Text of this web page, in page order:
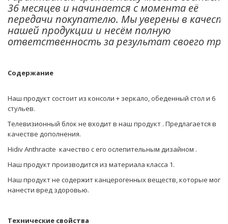
36 месяцев и начинается с момента её
передачи покупателю. Мы уверены в
нашей продукции и несём полную
ответственность за результат своего
Содержание
Наш продукт состоит из консоли + зеркало, обеденный стол и 6
стульев.
Телевизионный блок не входит в наш продукт . Предлагается в
качестве дополнения.
Hidiv Anthracite качество с его ослепительным дизайном .
Наш продукт производится из материала класса 1.
Наш продукт не содержит канцерогенных веществ, которые могут
нанести вред здоровью.
Технические свойства